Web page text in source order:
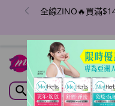
全線ZINO🔥買滿